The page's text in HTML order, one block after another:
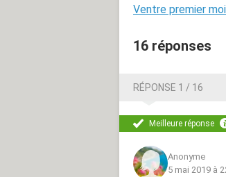
Ventre premier
16 réponses
RÉPONSE 1 / 16
Meilleure réponse
Anonyme
5 mai 2019 à